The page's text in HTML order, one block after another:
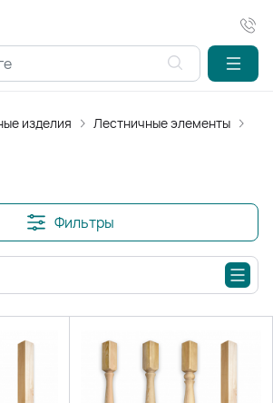
изделия Лестничные элементы
Фильтры